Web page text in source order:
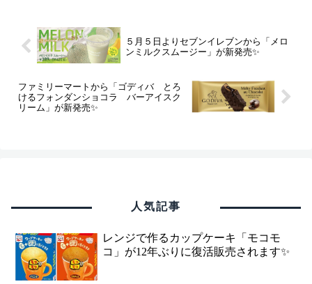
５月５日よりセブンイレブンから「メロ
ンミルクスムージー」が新発売✨
ファミリーマートから「ゴディバ とろ
けるフォンダンショコラ バーアイスク
リーム」が新発売✨
人気記事
レンジで作るカップケーキ「モコモ
コ」が12年ぶりに復活販売されます✨